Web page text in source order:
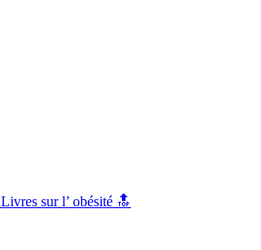
Livres sur l’ obésité 🔝